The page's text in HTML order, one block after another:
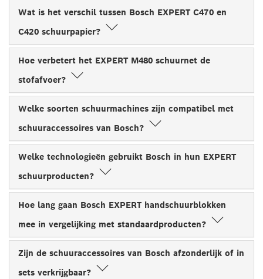
Wat is het verschil tussen Bosch EXPERT C470 en
C420 schuurpapier?
Hoe verbetert het EXPERT M480 schuurnet de
stofafvoer?
Welke soorten schuurmachines zijn compatibel met
schuuraccessoires van Bosch?
Welke technologieën gebruikt Bosch in hun EXPERT
schuurproducten?
Hoe lang gaan Bosch EXPERT handschuurblokken
mee in vergelijking met standaardproducten?
Zijn de schuuraccessoires van Bosch afzonderlijk of in
sets verkrijgbaar?